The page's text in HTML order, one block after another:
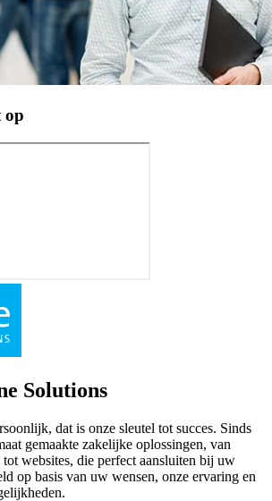
op
Solutions
dat is onze sleutel tot succes. Sinds
gemaakte zakelijke oplossingen, van
websites, die perfect aansluiten bij uw
op basis van uw wensen, onze ervaring en